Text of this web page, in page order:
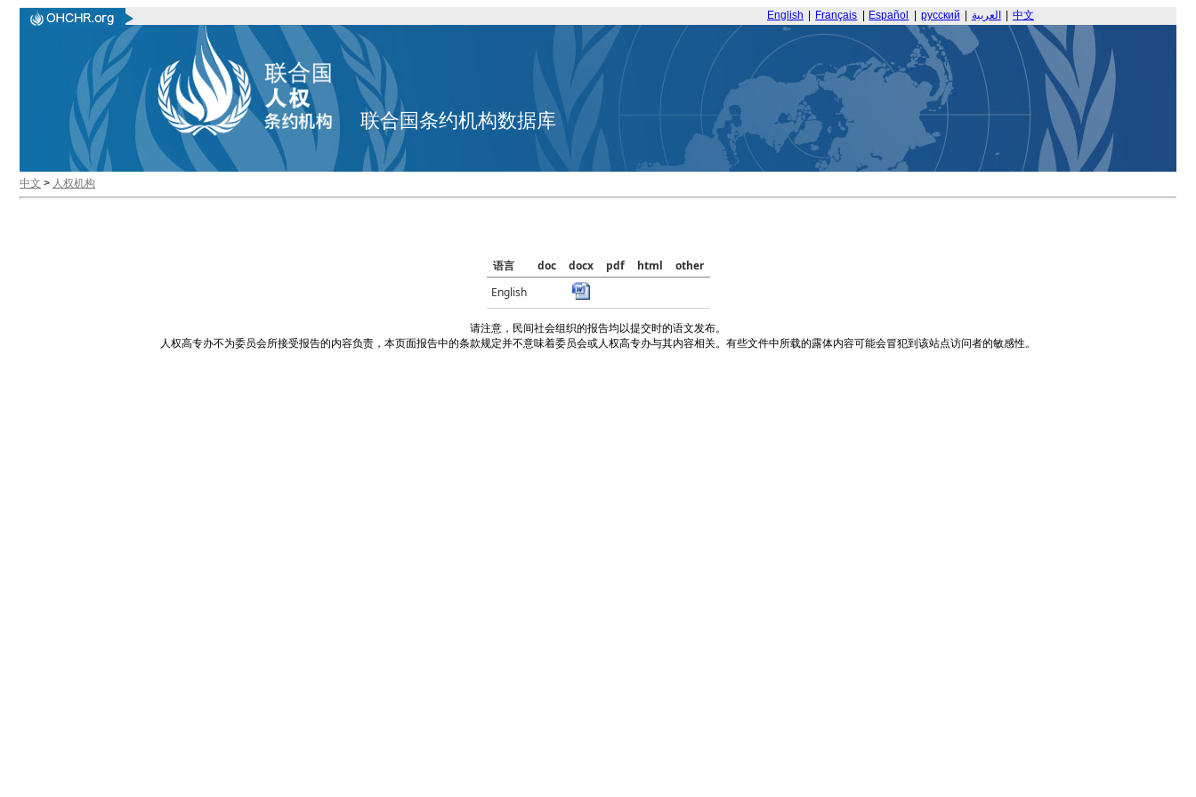
English Français Español русский العربية 中文
联合国条约机构数据库
中文 > 人权机构
语言 doc docx pdf html
other
English
请注意，民间社会组织的报告均以提交时的语文发布。
人权高专办不为委员会所接受报告的内容负责，本页面报告中的条款规定并不意味着委员会或人权高专办与其内容相关。有些文件中所载的露体内容可能会冒犯到该站点访问者的敏感性。